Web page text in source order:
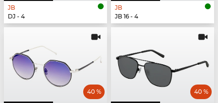
JB
DJ - 4
JB
JB 16 - 4
40 % 40 %